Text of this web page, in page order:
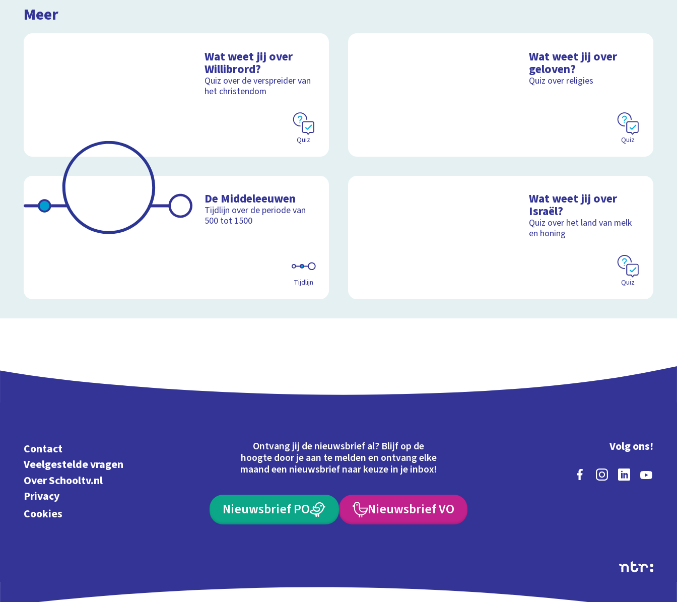
Meer
Wat weet jij over
Willibrord?
Quiz over de verspreider van
het christendom
Quiz
Wat weet jij over
geloven?
Quiz over religies
Quiz
De Middeleeuwen
Tijdlijn over de periode van
500 tot 1500
Tijdlijn
Wat weet jij over
Israël?
Quiz over het land van melk
en honing
Quiz
Contact
Veelgestelde vragen
Over Schooltv.nl
Privacy
Cookies
Ontvang jij de nieuwsbrief al? Blijf op de
hoogte door je aan te melden en ontvang elke
maand een nieuwsbrief naar keuze in je inbox!
Nieuwsbrief PO Nieuwsbrief VO
Volg ons!